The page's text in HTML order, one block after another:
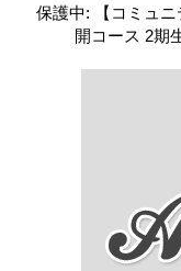
保護中: 【コミュ
開コース 2期